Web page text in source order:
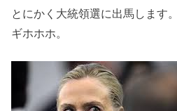
とにかく大統領選に出馬します。
ギホホホ。